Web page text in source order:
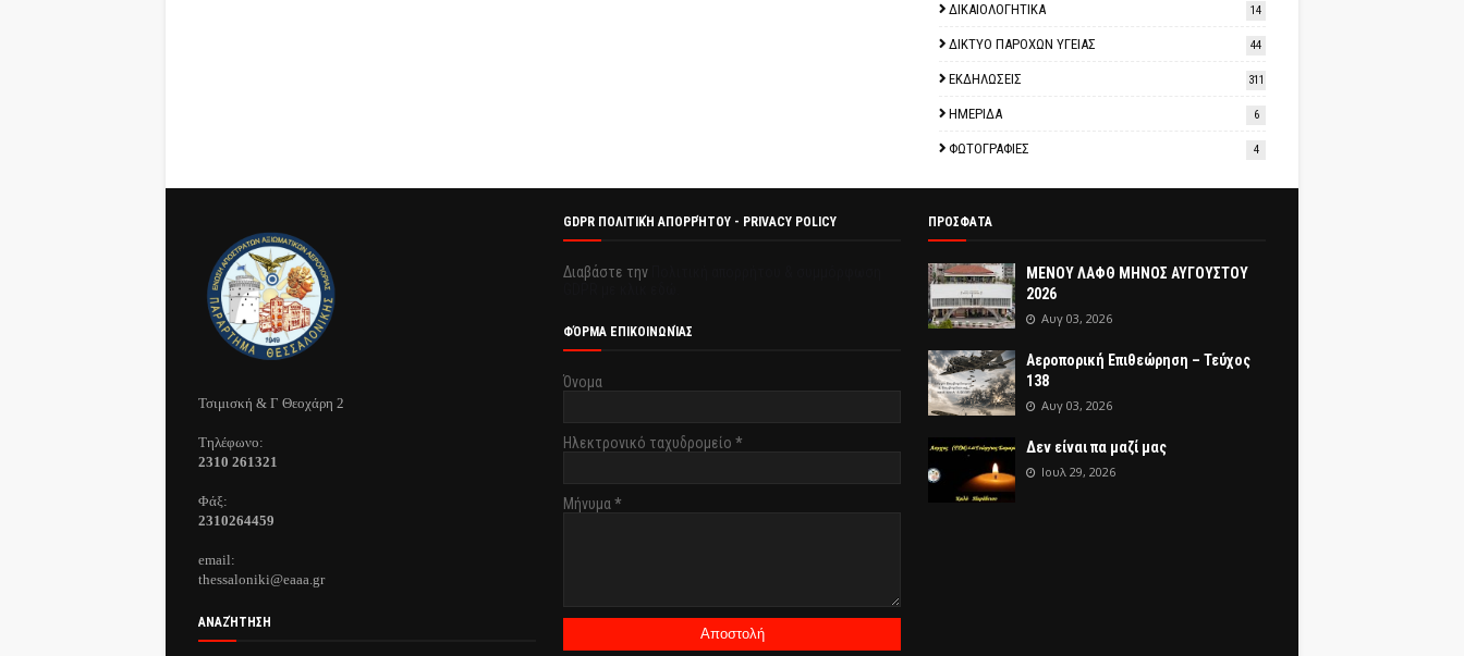
ΔΙΚΑΙΟΛΟΓΗΤΙΚΑ 14
ΔΙΚΤΥΟ ΠΑΡΟΧΩΝ ΥΓΕΙΑΣ 44
ΕΚΔΗΛΩΣΕΙΣ 311
ΗΜΕΡΙΔΑ 6
ΦΩΤΟΓΡΑΦΙΕΣ 4
Τσιμισκή & Γ Θεοχάρη 2
Τηλέφωνo:
2310 261321
Φάξ:
2310264459
email:
thessaloniki@eaaa.gr
ΑΝΑΖΉΤΗΣΗ
GDPR ΠΟΛΙΤΙΚΉ ΑΠΟΡΡΉΤΟΥ - PRIVACY POLICY
Διαβάστε την
ΦΌΡΜΑ ΕΠΙΚΟΙΝΩΝΊΑΣ
Όνομα
Ηλεκτρονικό ταχυδρομείο *
Μήνυμα*
ΠΡΟΣΦΑΤΑ
ΜΕΝΟΥ ΛΑΦΘ ΜΗΝΟΣ ΑΥΓΟΥΣΤΟΥ
2026
Αυγ 03, 2026
Αεροπορική Επιθεώρηση – Τεύχος
138
Αυγ 03, 2026
Δεν είναι πα μαζί μας
Ιουλ 29, 2026